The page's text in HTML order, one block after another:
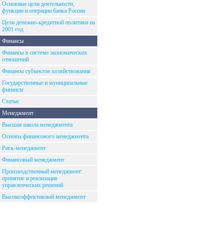
Основные цели деятельности,
функции и операции банка России
Цели денежно-кредитной политики на
2001 год
Финансы
Финансы в системе экономических
отношений
Финансы субъектов хозяйствования
Государственные и муниципальные
финансы
Статьи
Менеджмент
Высшая школа менеджмента
Основы финансового менеджмента
Риск-менеджмент
Финансовый менеджмент
Производственный менеджмент:
принятие и реализация
управленческих решений
Высокоэффективный менеджмент